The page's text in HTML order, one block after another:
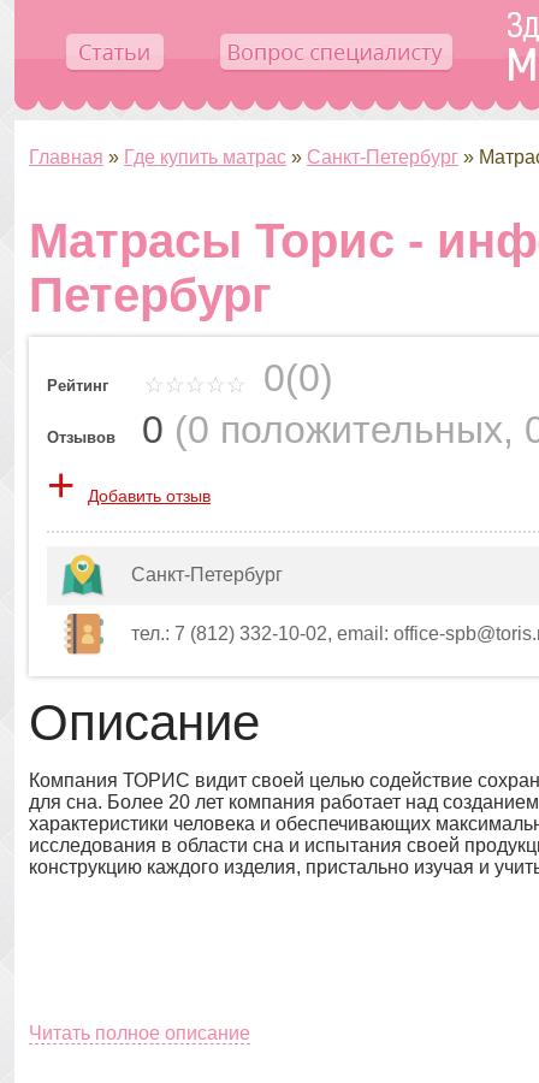
Главная » Где купить матрас » Санкт-Петербург »
Матрасы Торис -
Петербург
Рейтинг 0(0)
Отзывов 0 (0 положительных,
+ Добавить отзыв
Санкт-Петербург
тел.: 7 (812) 332-10-02, email: office-
Описание
Компания ТОРИС видит своей целью содействие
для сна. Более 20 лет компания работает над
характеристики человека и обеспечивающих
исследования в области сна и испытания своей
конструкцию каждого изделия, пристально изучая и
Читать полное описание